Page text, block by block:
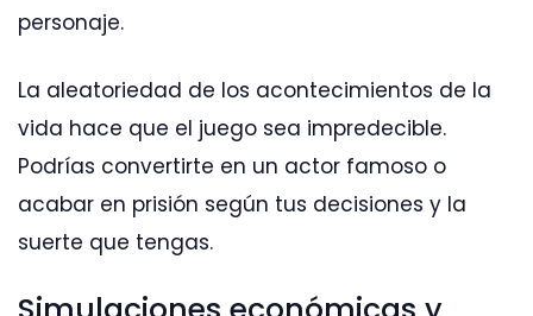
personaje.
La aleatoriedad de los acontecimientos de la
vida hace que el juego sea impredecible.
Podrías convertirte en un actor famoso o
acabar en prisión según tus decisiones y la
suerte que tengas.